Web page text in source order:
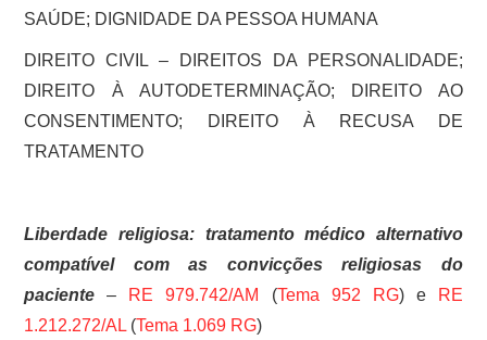
SAÚDE; DIGNIDADE DA PESSOA HUMANA
DIREITO CIVIL – DIREITOS DA PERSONALIDADE;
DIREITO À AUTODETERMINAÇÃO; DIREITO AO
CONSENTIMENTO; DIREITO À RECUSA DE
TRATAMENTO
Liberdade religiosa: tratamento médico alternativo
compatível com as convicções religiosas do
paciente– RE 979.742/AM (Tema 952 RG) e
RE
1.212.272/AL (Tema 1.069 RG)